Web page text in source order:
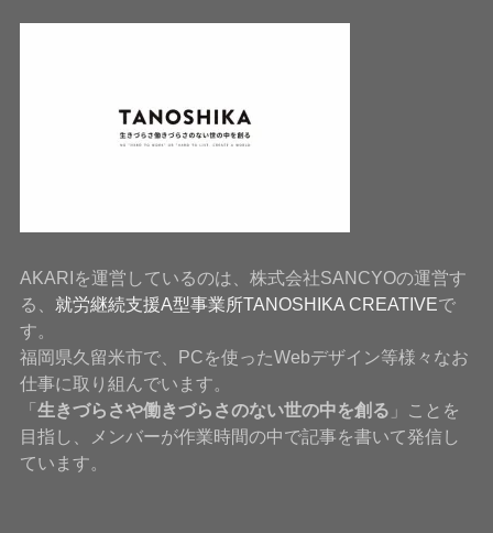
AKARIを運営しているのは、株式会社SANCYOの運営す
る、 就労継続支援A型事業所TANOSHIKA CREATIVEで
す。
福岡県久留米市で、PCを使ったWebデザイン等様々なお
仕事に取り組んでいます。
「生きづらさや働きづらさのない世の中を創る 」ことを
目指し、メンバーが作業時間の中で記事を書いて発信し
ています。